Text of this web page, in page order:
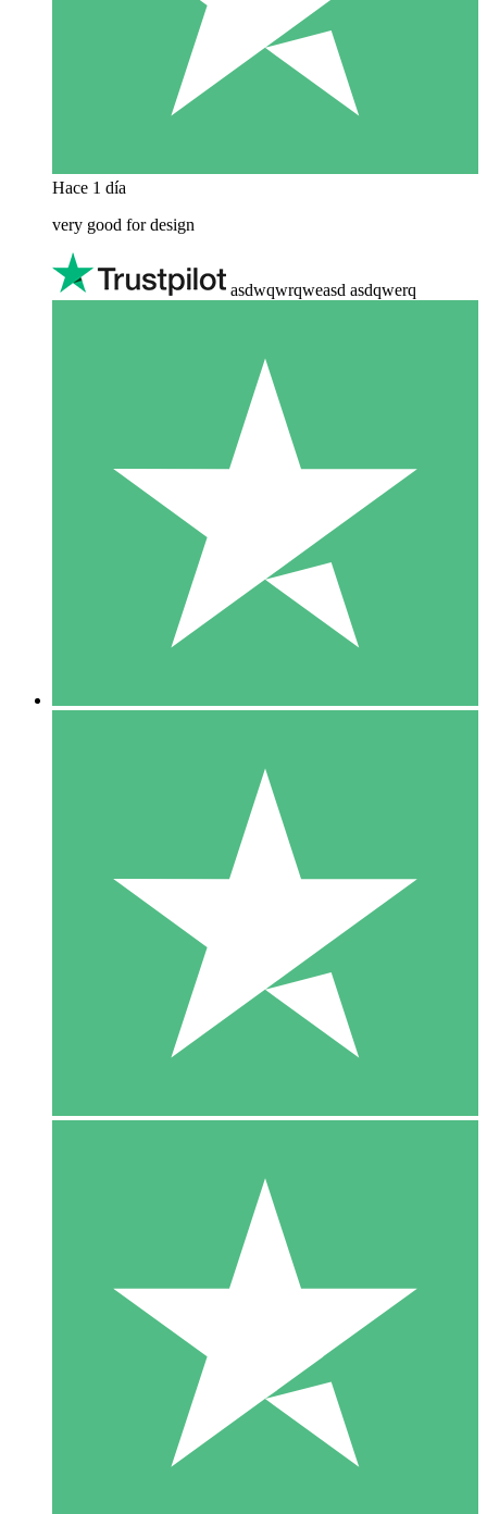
Hace 1 día
very good for design
asdwqwrqweasd asdqwerq